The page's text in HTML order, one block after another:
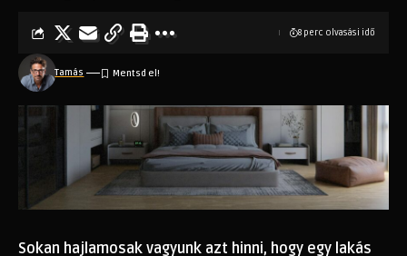
Tamás
8 perc olvasási idő
Sokan hajlamosak vagyunk azt hinni, hogy egy lakás